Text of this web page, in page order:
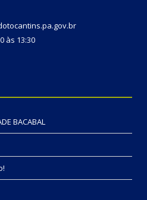
às 13:30
BACABAL